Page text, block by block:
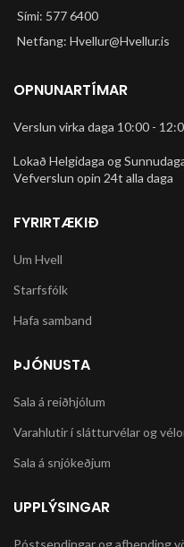
Sími: 577 6400
Netfang: Hvellur@Hvellur.is
OPNUNARTÍMAR
Verslun virka daga 10:00 -
Lokað Helgidaga og
Vefverslun opin 24t alla daga
FYRIRTÆKIÐ
Um Hvell
Starfsfólk
Hafa samband
ÞJÓNUSTA
Sala á reiðhjólum
Varahlutir í slátturvélar og
Sala á snjókeðjum
UPPLÝSINGAR